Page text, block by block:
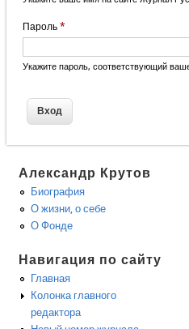
Пароль *
Укажите пароль, соответствующий
Александр Крутов
Биография
О жизни, о себе
О Фонде
Навигация по сайту
Главная
Колонка главного
редактора